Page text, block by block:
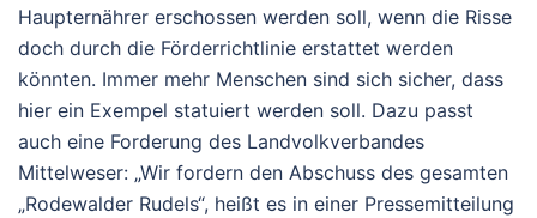
Haupternährer erschossen werden soll, wenn die Risse
doch durch die Förderrichtlinie erstattet werden
könnten. Immer mehr Menschen sind sich sicher, dass
hier ein Exempel statuiert werden soll. Dazu passt
auch eine Forderung des Landvolkverbandes
Mittelweser: „Wir fordern den Abschuss des gesamten
„Rodewalder Rudels“, heißt es in einer Pressemitteilung